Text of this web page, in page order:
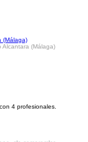
(Málaga)
Alcantara (Málaga)
4 profesionales.